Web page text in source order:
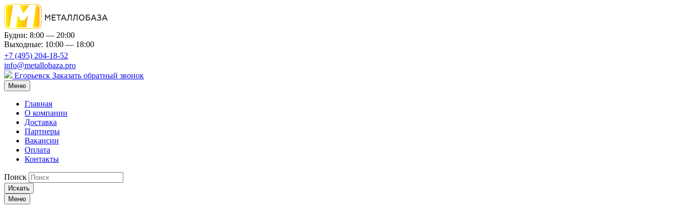
Будни: 8:00 — 20:00
Выходные: 10:00 — 18:00
+7 (495) 204-18-52
info@metallobaza.pro
Егорьевск Заказать обратный звонок
Меню
Главная
О компании
Доставка
Партнеры
Вакансии
Оплата
Контакты
Поиск
Искать
Меню